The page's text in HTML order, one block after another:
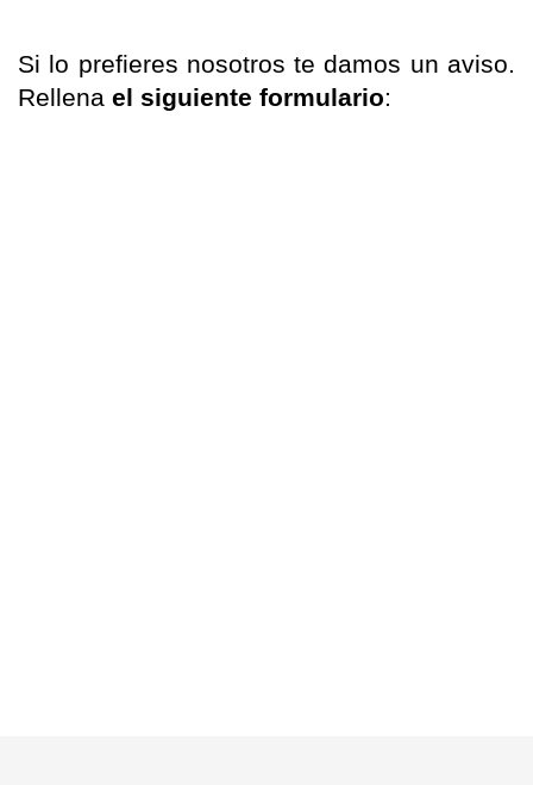
Si lo prefieres nosotros tedamos un aviso.
Rellena el siguiente formulario: